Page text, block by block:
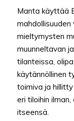
Manta käyttää
mahdollisuuden
mieltymysten
muunneltavan
tilanteissa,
käytännöllinen
toimiva ja hillitty
eri tiloihin
itseensä.